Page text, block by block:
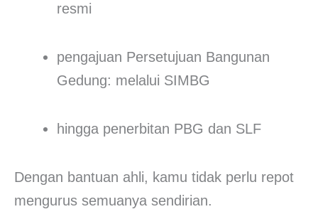
resmi
pengajuan Persetujuan Bangunan
Gedung: melalui SIMBG
hingga penerbitan PBG dan SLF
Dengan bantuan ahli, kamu tidak perlu repot
mengurus semuanya sendirian.